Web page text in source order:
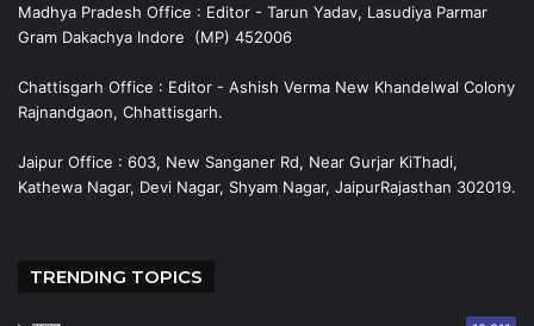
Madhya Pradesh Office : Editor - Tarun Yadav, Lasudiya Parmar
Gram Dakachya Indore (MP) 452006
Chattisgarh Office : Editor - Ashish Verma New Khandelwal Colony
Rajnandgaon, Chhattisgarh.
Jaipur Office : 603, New Sanganer Rd, Near Gurjar KiThadi,
Kathewa Nagar, Devi Nagar, Shyam Nagar, JaipurRajasthan 302019.
TRENDING TOPICS